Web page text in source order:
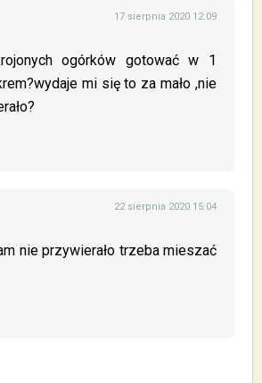
17 sierpnia 2020 12:09
ogórków gotować w 1
mi się to za mało ,nie
22 sierpnia 2020 15:04
nie przywierało trzeba mieszać